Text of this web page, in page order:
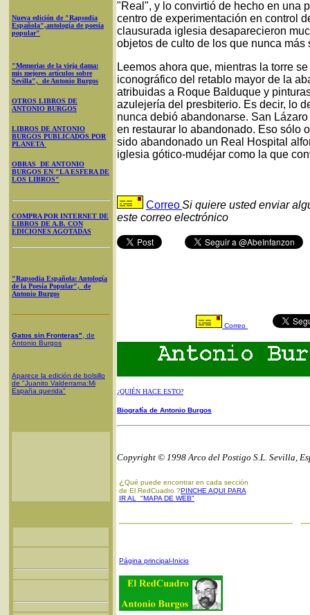
Nueva edición de "Rapsodia
Española",antología de poesía
popular"
"Memorias de la vieja dama:
mis mejores artículos sobre
Sevilla", de Antonio Burgos
OTROS LIBROS DE
ANTONIO BURGOS
LIBROS DE ANTONIO
BURGOS PUBLICADOS POR
PLANETA
OBRAS DE ANTONIO
BURGOS EN "LA ESFERA DE
LOS LIBROS"
COMPRA POR INTERNET DE
LIBROS DE A.B. CON
EDICIONES AGOTADAS
"Rapsodia Española: Antología
de la Poesía Popular", de
Antonio Burgos
Gatos sin Fronteras" , de
Antonio Burgos
Aparece la edición de bolsillo
de "Juanito Valderrama:Mi
España querida"
"Real", y lo convirtió de hecho en una
centro de experimentación en control
clausurada iglesia desaparecieron
objetos de culto de los que nunca más
Leemos ahora que, mientras la torre
iconográfico del retablo mayor de la
atribuidas a Roque Balduque y
azulejería del presbiterio. Es decir, lo
nunca debió abandonarse. San
en restaurar lo abandonado. Eso sólo
sido abandonado un Real Hospital
iglesia gótico-mudéjar como la que
CorreoSi quiere usted enviar
este correo electrónico
Correo
¿QUIÉN HACE ESTO?
Biografía de Antonio Burgos
Copyright © 1998 Arco del Postigo S.L. Sevilla,
¿ Qué puede encontrar en cada sección
de El RedCuadro ?PINCHE AQUI PARA
IR AL "MAPA DE WEB"
Página principal-Inicio